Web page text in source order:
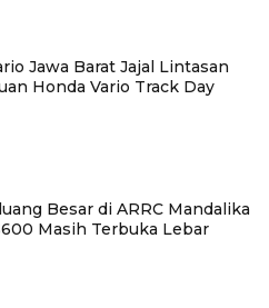
Jawa Barat Jajal Lintasan
Honda Vario Track Day
Besar di ARRC Mandalika
Masih Terbuka Lebar